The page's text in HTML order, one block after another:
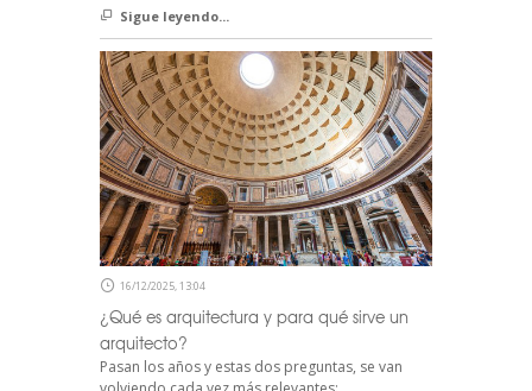
Sigue leyendo...
16/12/2025, 13:04
¿Qué es arquitectura y para qué sirve un
arquitecto?
Pasan los años y estas dos preguntas, se van